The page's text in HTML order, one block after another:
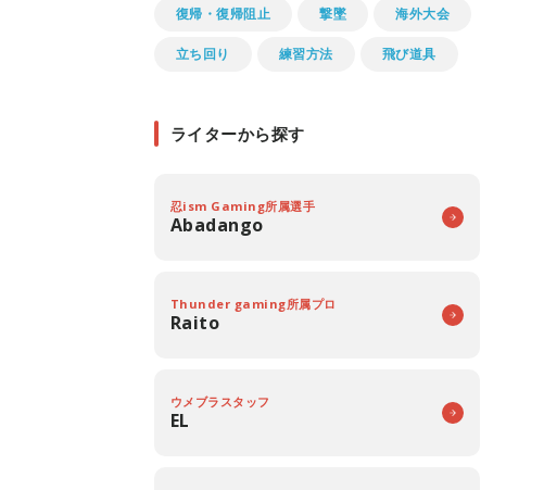
復帰・復帰阻止 撃墜 海外大会
立ち回り 練習方法 飛び道具
ライターから探す
忍ism Gaming所属選手
Abadango
Thunder gaming所属プロ
Raito
ウメブラスタッフ
EL